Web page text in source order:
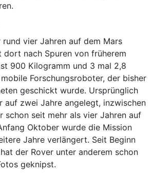
vier Jahren auf dem Mars
dort nach Spuren von früherem
900 Kilogramm und 3 mal 2,8
Forschungsroboter, der bisher
geschickt wurde. Ursprünglich
auf zwei Jahre angelegt, inzwischen
schon seit mehr als vier Jahren auf
Oktober wurde die Mission
Jahre verlängert. Seit Beginn
der Rover unter anderem schon
geknipst.